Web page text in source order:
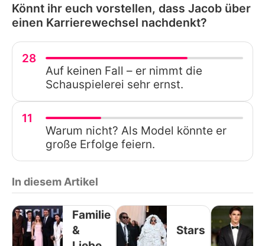
Könnt ihr euch vorstellen, dass Jacob über
einen Karrierewechsel nachdenkt?
28
Auf keinen Fall – er nimmt die
Schauspielerei sehr ernst.
11
Warum nicht? Als Model könnte er
große Erfolge feiern.
In diesem Artikel
Familie
&
Stars